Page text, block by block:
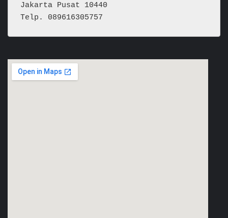
Jakarta Pusat 10440
Telp. 089616305757